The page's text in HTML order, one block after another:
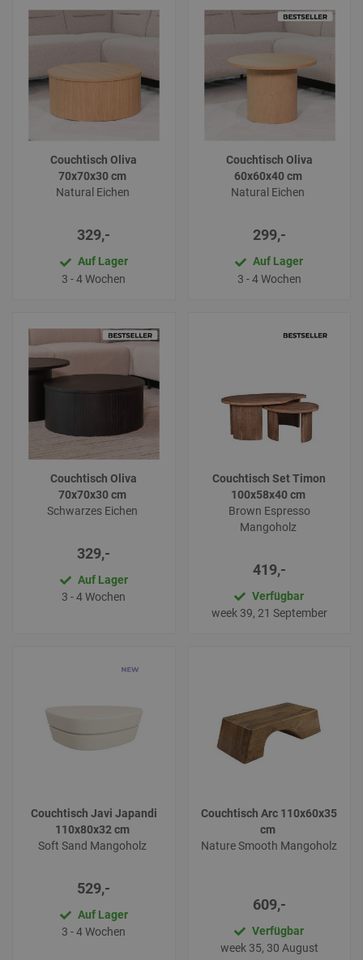
Couchtisch Oliva
70x70x30 cm
Natural Eichen
329,-
Auf Lager
3 - 4 Wochen
Couchtisch Oliva
60x60x40 cm
Natural Eichen
299,-
Auf Lager
3 - 4 Wochen
Couchtisch Oliva
70x70x30 cm
Schwarzes Eichen
329,-
Auf Lager
3 - 4 Wochen
Couchtisch Set Timon
100x58x40 cm
Brown Espresso
Mangoholz
419,-
Verfügbar
week 39, 21 September
Couchtisch Javi Japandi
110x80x32 cm
Soft Sand Mangoholz
529,-
Auf Lager
3 - 4 Wochen
Couchtisch Arc 110x60x35
cm
Nature Smooth Mangoholz
609,-
Verfügbar
week 35, 30 August